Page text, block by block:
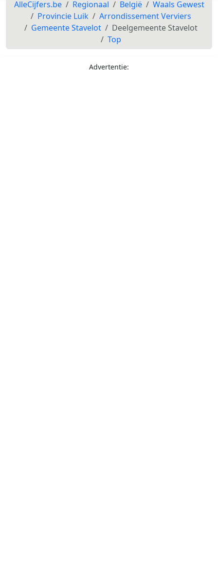
AlleCijfers.be Regionaal België
Waals Gewest
Provincie Luik
Arrondissement Verviers
Gemeente Stavelot
Deelgemeente Stavelot
Top
Advertentie: